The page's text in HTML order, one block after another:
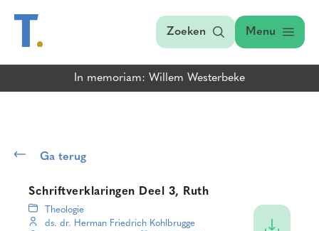
Zoeken Menu
In memoriam: Willem Westerbeke
Ga terug
Schriftverklaringen Deel 3, Ruth
Theologie
ds. dr. Herman Friedrich Kohlbrugge